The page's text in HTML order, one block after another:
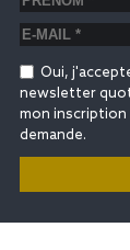
Oui,
newsletter
mon
demande.